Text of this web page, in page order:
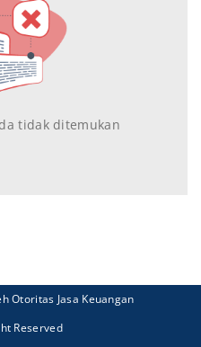
tidak ditemukan
Otoritas Jasa Keuangan
Reserved